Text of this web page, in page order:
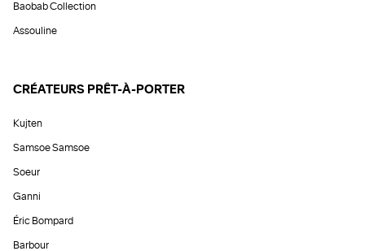
Baobab Collection
Assouline
CRÉATEURS PRÊT-À-PORTER
Kujten
Samsoe Samsoe
Soeur
Ganni
Éric Bompard
Barbour